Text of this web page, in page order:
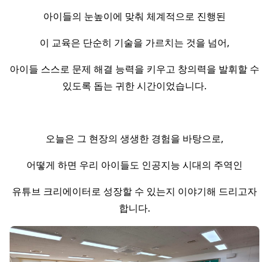
아이들의 눈높이에 맞춰 체계적으로 진행된
이 교육은 단순히 기술을 가르치는 것을 넘어,
아이들 스스로 문제 해결 능력을 키우고 창의력을 발휘할 수
있도록 돕는 귀한 시간이었습니다.
오늘은 그 현장의 생생한 경험을 바탕으로,
어떻게 하면 우리 아이들도 인공지능 시대의 주역인
유튜브 크리에이터로 성장할 수 있는지 이야기해 드리고자
합니다.